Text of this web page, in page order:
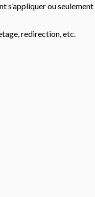
s’appliquer ou seulement
redirection, etc.